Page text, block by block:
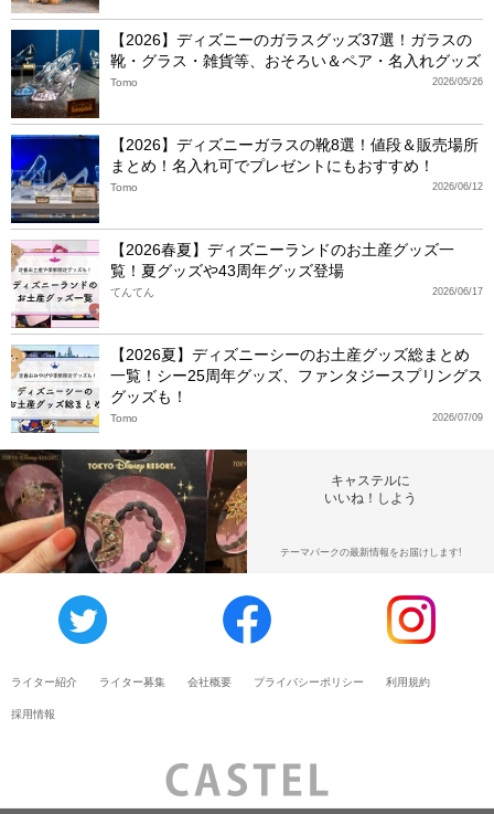
【2026】ディズニーのガラスグッズ37選！ガラスの
靴・グラス・雑貨等、おそろい＆ペア・名入れグッズ
2026/05/26
Tomo
【2026】ディズニーガラスの靴8選！値段＆販売場所
まとめ！名入れ可でプレゼントにもおすすめ！
2026/06/12
Tomo
【2026春夏】ディズニーランドのお土産グッズ一
覧！夏グッズや43周年グッズ登場
2026/06/17
てんてん
【2026夏】ディズニーシーのお土産グッズ総まとめ
一覧！シー25周年グッズ、ファンタジースプリングス
グッズも！
2026/07/09
Tomo
キャステルに
いいね！しよう
テーマパークの最新情報をお届けします!
ライター紹介 ライター募集 会社概要 プライバシーポリシー 利用規約
採用情報